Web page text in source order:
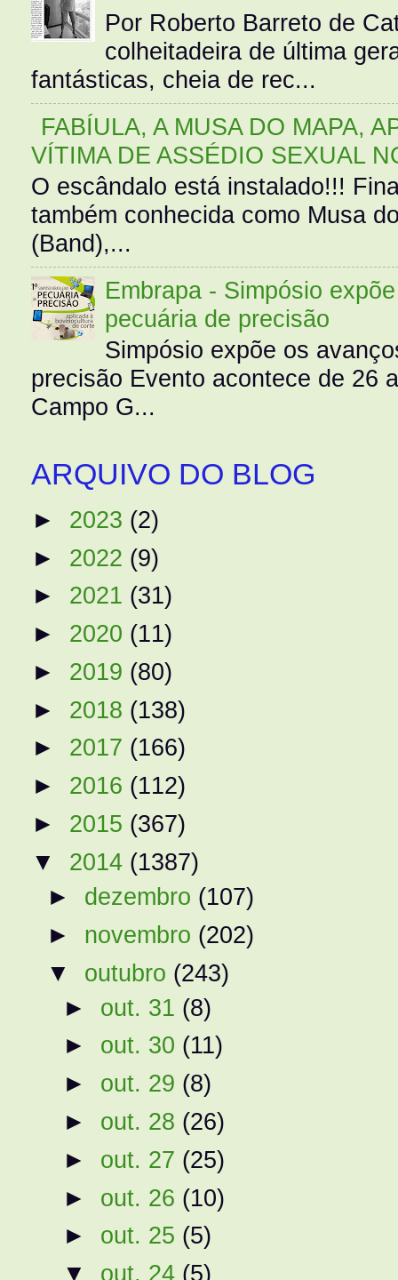
Por Roberto Barreto de
colheitadeira de última
fantásticas, cheia de rec...
FABÍULA, A MUSA DO MAPA,
VÍTIMA DE ASSÉDIO SEXUAL
O escândalo está instalado!!!
também conhecida como Musa
(Band),...
Embrapa - Simpósio
pecuária de precisão
Simpósio expõe os
precisão Evento acontece de 26
Campo G...
ARQUIVO DO BLOG
► 2023 (2)
► 2022 (9)
► 2021 (31)
► 2020 (11)
► 2019 (80)
► 2018 (138)
► 2017 (166)
► 2016 (112)
► 2015 (367)
▼ 2014 (1387)
► dezembro (107)
► novembro (202)
▼ outubro (243)
► out. 31 (8)
► out. 30 (11)
► out. 29 (8)
► out. 28 (26)
► out. 27 (25)
► out. 26 (10)
► out. 25 (5)
▼ out. 24 (5)